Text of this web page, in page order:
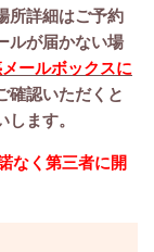
所詳細はご予約
ルが届かない場
ールボックスに
確認いただくと
ます。
なく第三者に開